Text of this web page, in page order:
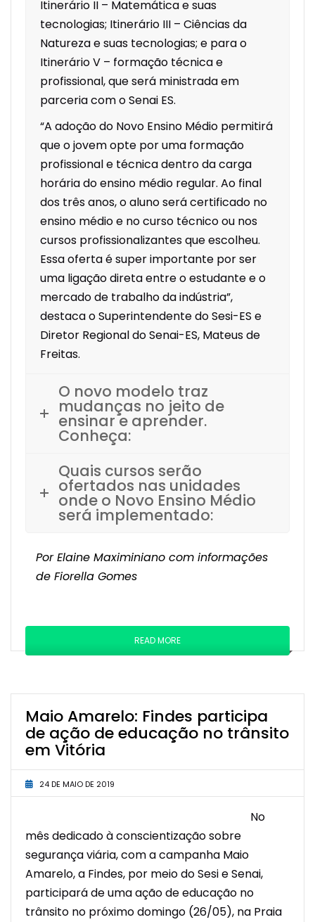
Itinerário II – Matemática e suas
tecnologias; Itinerário III – Ciências da
Natureza e suas tecnologias; e para o
Itinerário V – formação técnica e
profissional, que será ministrada em
parceria com o Senai ES.
“A adoção do Novo Ensino Médio permitirá
que o jovem opte por uma formação
profissional e técnica dentro da carga
horária do ensino médio regular. Ao final
dos três anos, o aluno será certificado no
ensino médio e no curso técnico ou nos
cursos profissionalizantes que escolheu.
Essa oferta é super importante por ser
uma ligação direta entre o estudante e o
mercado de trabalho da indústria”,
destaca o Superintendente do Sesi-ES e
Diretor Regional do Senai-ES, Mateus de
Freitas.
O novo modelo traz
mudanças no jeito de
ensinar e aprender.
Conheça:
Quais cursos serão
ofertados nas unidades
onde o Novo Ensino Médio
será implementado:
Por Elaine Maximiniano com informações
de Fiorella Gomes
READ MORE
Maio Amarelo: Findes participa
de ação de educação no trânsito
em Vitória
24 DE MAIO DE 2019
No
mês dedicado à conscientização sobre
segurança viária, com a campanha Maio
Amarelo, a Findes, por meio do Sesi e Senai,
participará de uma ação de educação no
trânsito no próximo domingo (26/05), na Praia